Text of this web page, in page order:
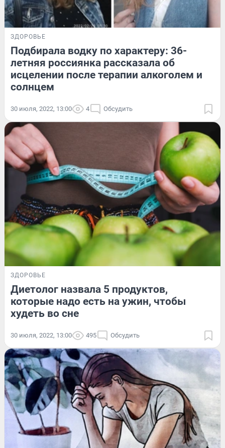
ЗДОРОВЬЕ
Подбирала водку по характеру: 36-
летняя россиянка рассказала об
исцелении после терапии алкоголем и
солнцем
30 июля, 2022, 13:00 4 Обсудить
ЗДОРОВЬЕ
Диетолог назвала 5 продуктов,
которые надо есть на ужин, чтобы
худеть во сне
30 июля, 2022, 13:00 495 Обсудить